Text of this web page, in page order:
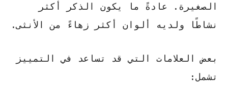
الصغيرة. عادةً ما يكون الذكر أكثر
نشاطًا ولديه ألوان أكثر زهاءً من الأنثى.
بعض العلامات التي قد تساعد في التمييز
تشمل: